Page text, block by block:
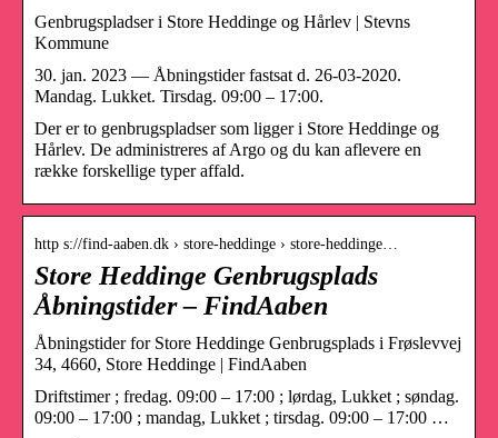
Genbrugspladser i Store Heddinge og Hårlev | Stevns
Kommune
30. jan. 2023 — Åbningstider fastsat d. 26-03-2020.
Mandag. Lukket. Tirsdag. 09:00 – 17:00.
Der er to genbrugspladser som ligger i Store Heddinge og
Hårlev. De administreres af Argo og du kan aflevere en
række forskellige typer affald.
http s://find-aaben.dk › store-heddinge › store-heddinge…
Store Heddinge Genbrugsplads
Åbningstider – FindAaben
Åbningstider for Store Heddinge Genbrugsplads i Frøslevvej
34, 4660, Store Heddinge | FindAaben
Driftstimer ; fredag. 09:00 – 17:00 ; lørdag, Lukket ; søndag.
09:00 – 17:00 ; mandag, Lukket ; tirsdag. 09:00 – 17:00 …